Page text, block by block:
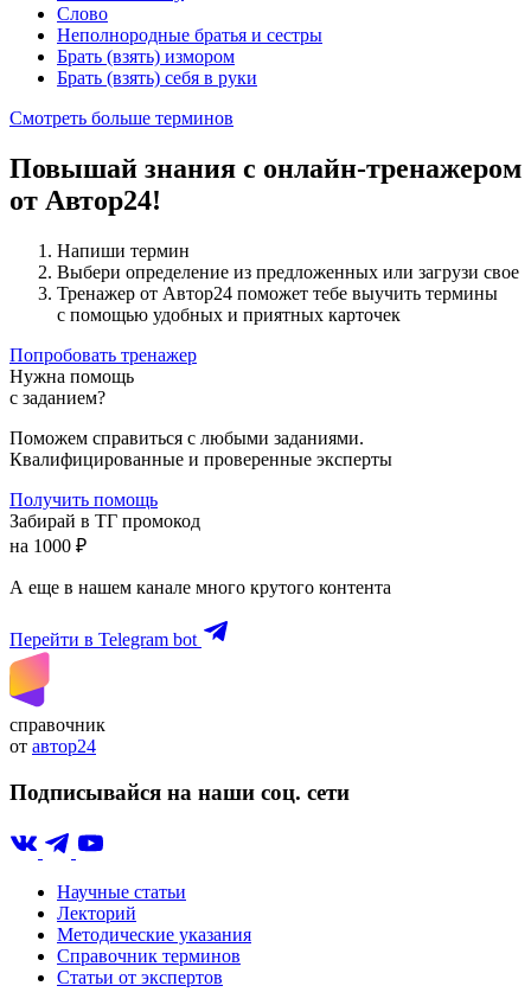
Слово
Неполнородные братья и сестры
Брать (взять) измором
Брать (взять) себя в руки
Смотреть больше терминов
Повышай знания с онлайн-тренажером
от Автор24!
Напиши термин
Выбери определение из предложенных или загрузи свое
Тренажер от Автор24 поможет тебе выучить термины
с помощью удобных и приятных карточек
Попробовать тренажер
Нужна помощь
с заданием?
Поможем справиться с любыми заданиями.
Квалифицированные и проверенные эксперты
Получить помощь
Забирай в ТГ промокод
на 1000 ₽
А еще в нашем канале много крутого контента
Перейти в Telegram bot
справочник
от автор24
Подписывайся на наши соц. сети
Научные статьи
Лекторий
Методические указания
Справочник терминов
Статьи от экспертов